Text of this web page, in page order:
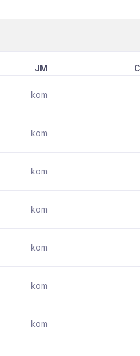
JM
kom
kom
kom
kom
kom
kom
kom